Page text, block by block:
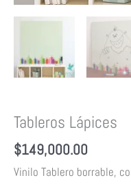
Tableros Lápices
$149,000.00
Vinilo Tablero borrable,